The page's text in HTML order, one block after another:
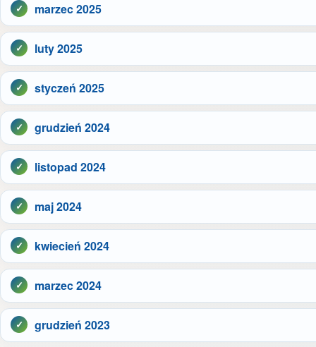
marzec 2025
luty 2025
styczeń 2025
grudzień 2024
listopad 2024
maj 2024
kwiecień 2024
marzec 2024
grudzień 2023